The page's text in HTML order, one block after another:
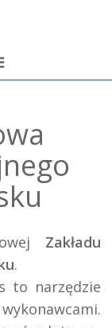
Zakładu
.
to narzędzie